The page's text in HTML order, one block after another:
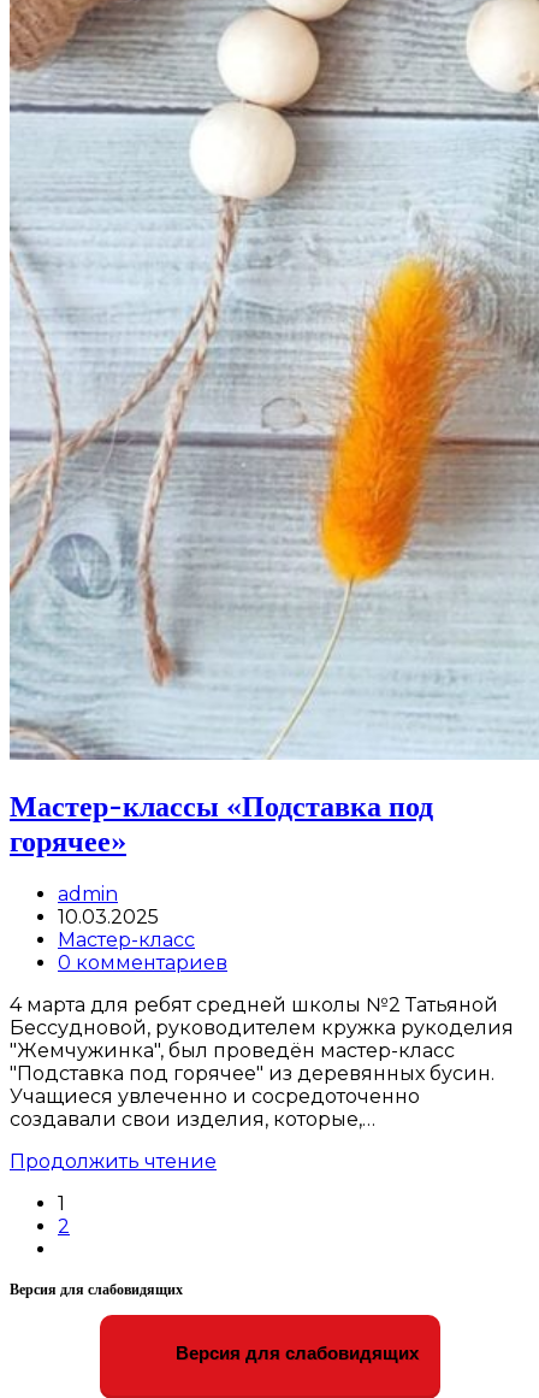
Мастер-классы «Подставка под
горячее»
Post
author:
admin
Запись
опубликована:
10.03.2025
Post
category:
Мастер-класс
Post
0 комментариев
4 марта для ребят средней школы №2 Татьяной
Бессудновой, руководителем кружка рукоделия
"Жемчужинка", был проведён мастер-класс
"Подставка под горячее" из деревянных бусин.
Учащиеся увлеченно и сосредоточенно
создавали свои изделия, которые,…
Продолжить чтение
1
2
the
next
Версия для слабовидящих
Версия для слабовидящих